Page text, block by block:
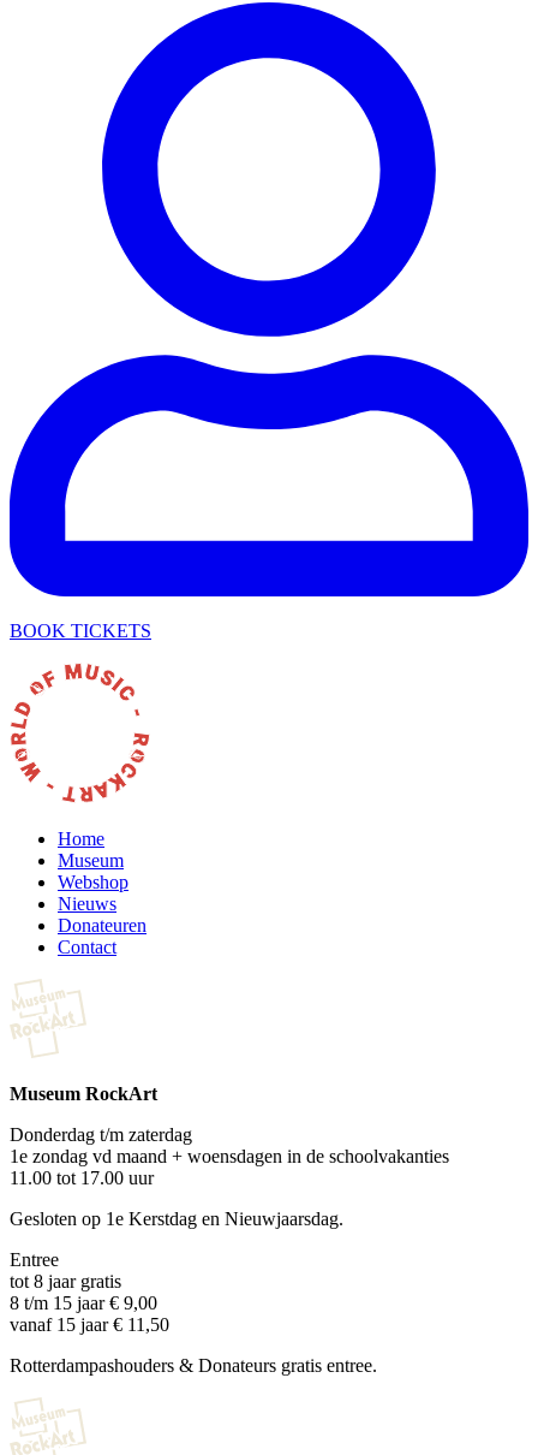
BOOK TICKETS
Home
Museum
Webshop
Nieuws
Donateuren
Contact
Museum RockArt
Donderdag t/m zaterdag
1e zondag vd maand + woensdagen in de schoolvakanties
11.00 tot 17.00 uur
Gesloten op 1e Kerstdag en Nieuwjaarsdag.
Entree
tot 8 jaar gratis
8 t/m 15 jaar € 9,00
vanaf 15 jaar € 11,50
Rotterdampashouders & Donateurs gratis entree.